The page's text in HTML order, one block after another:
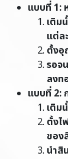
แบบที่ 1:
เติม
แต่ล
ตั้งอุ
รอจ
ลงท
แบบที่ 2:
เติม
ตั้งไ
ของ
นำสิ